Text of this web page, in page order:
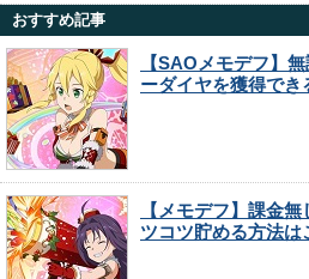
おすすめ記事
【SAOメモデフ】
ーダイヤを獲得でき
【メモデフ】課金
ツコツ貯める方法は